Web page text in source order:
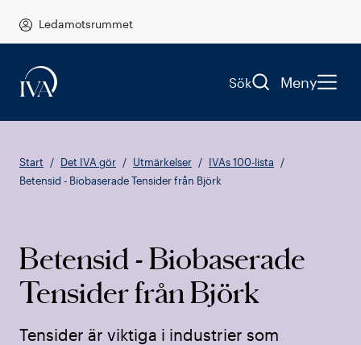
Ledamotsrummet
Sök Meny
Start Det IVA gör Utmärkelser
IVAs 100-lista
Betensid - Biobaserade Tensider från Björk
Betensid - Biobaserade
Tensider från Björk
Tensider är viktiga i industrier som